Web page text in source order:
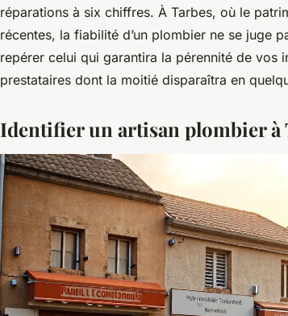
réparations à six chiffres. À Tarbes, où le
récentes, la fiabilité d’un plombier ne se juge
repérer celui qui garantira la pérennité de vos
prestataires dont la moitié disparaîtra en
Identifier un artisan plombier à